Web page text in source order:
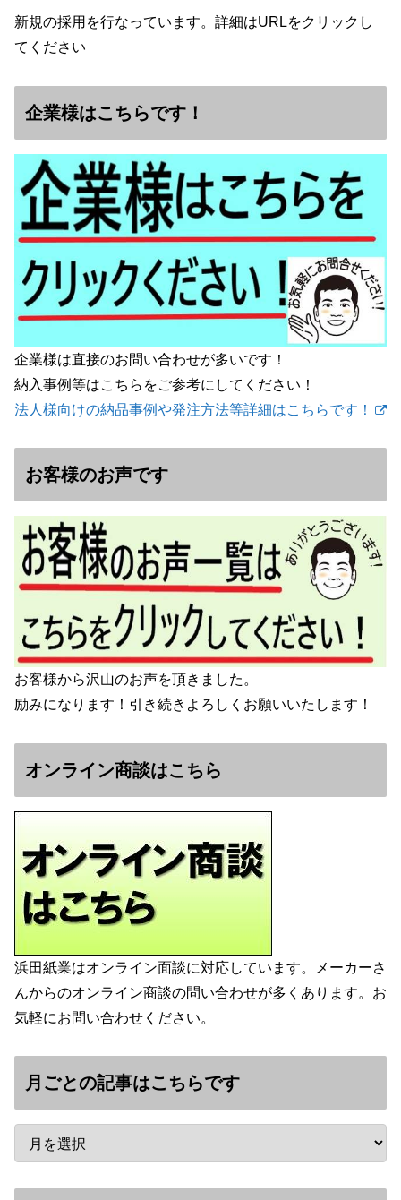
新規の採用を行なっています。詳細はURLをクリックし
てください
企業様はこちらです！
企業様は直接のお問い合わせが多いです！
納入事例等はこちらをご参考にしてください！
法人様向けの納品事例や発注方法等詳細はこちらです！
お客様のお声です
お客様から沢山のお声を頂きました。
励みになります！引き続きよろしくお願いいたします！
オンライン商談はこちら
浜田紙業はオンライン面談に対応しています。メーカーさ
んからのオンライン商談の問い合わせが多くあります。お
気軽にお問い合わせください。
月ごとの記事はこちらです